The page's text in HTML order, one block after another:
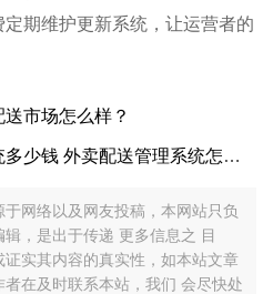
期维护更新系统，让运营者的
送市场怎么样？
下一篇：同城外卖配送系统多少钱 外卖配送管理系统怎样管理
网络以及网友投稿，本网站只负
，是出于传递 更多信息之 目
实其内容的真实性，如本站文章
在及时联系本站，我们 会尽快处